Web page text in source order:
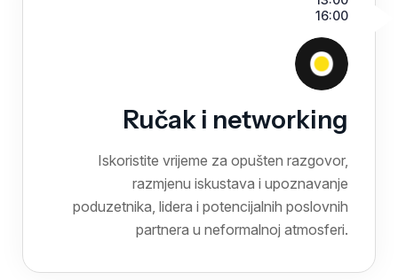
16:00
Ručak i networking
Iskoristite vrijeme za opušten razgovor,
razmjenu iskustava i upoznavanje
poduzetnika, lidera i potencijalnih poslovnih
partnera u neformalnoj atmosferi.